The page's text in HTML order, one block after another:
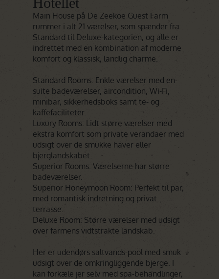
Main House på De Zeekoe Guest Farm
rummer i alt 21 værelser, som spænder fra
Standard til Deluxe-kategorien, og alle er
indrettet med en kombination af moderne
komfort og klassisk, landlig charme.
Standard Rooms: Enkle værelser med en-
suite badeværelser, aircondition, Wi-Fi,
minibar, sikkerhedsboks samt te- og
kaffefaciliteter.
Luxury Rooms: Lidt større værelser med
ekstra komfort som private verandaer med
udsigt over de smukke haver eller
bjerglandskabet.
Superior Rooms: Værelserne har større
badeværelser.
Superior Honeymoon Room: Perfekt til par,
med romantisk indretning og privat
terrasse.
Deluxe Room: Større værelser med udsigt
over farmens vidtstrakte landskab.
Her er udendørs saltvands-pool med smuk
udsigt over de omkringliggende bjerge. I
kan forkæle jer selv med spa-behandlinger,